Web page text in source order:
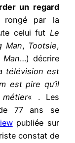
un regard
rongé par la
celui fut Le
Man, Tootsie,
Man…) décrire
télévision est
est pire qu’il
« . Les
77 ans se
publiée sur
constat de